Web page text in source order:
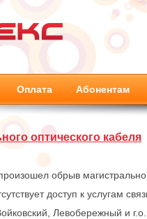
Оплата Абонентам
оптического кабеля
обрыв
доступ к услугам
Левобережный и